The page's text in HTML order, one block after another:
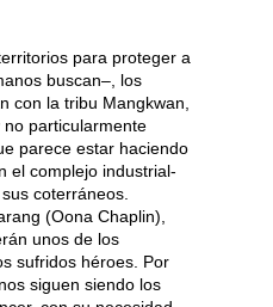
para proteger a
buscan–, los
con la tribu Mangkwan,
particularmente
parece estar haciendo
el complejo industrial-
coterráneos.
(Oona Chaplin),
unos de los
sufridos héroes. Por
siguen siendo los